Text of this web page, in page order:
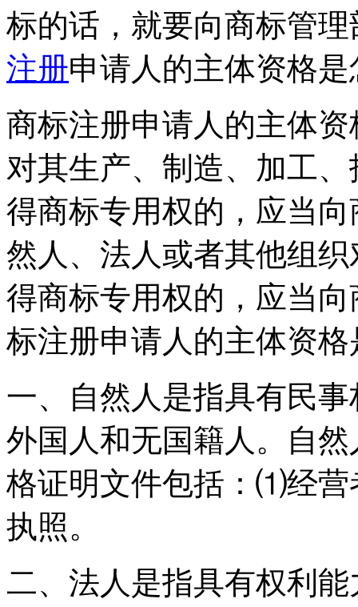
标的话，就要向商标管
注册申请人的主体资格
商标注册申请人的主体
对其生产、制造、加工
得商标专用权的，应当
然人、法人或者其他组
得商标专用权的，应当
标注册申请人的主体资
一、自然人是指具有民
外国人和无国籍人。自
格证明文件包括：⑴经
执照。
二、法人是指具有权利